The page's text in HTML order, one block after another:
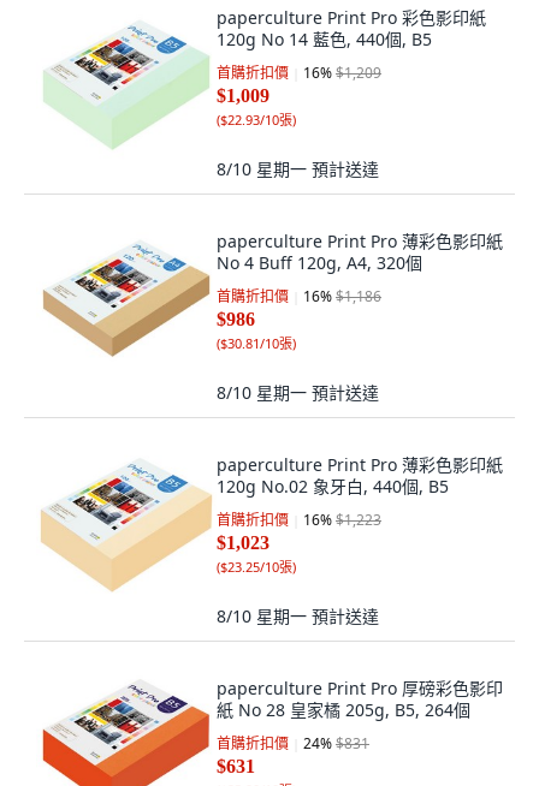
paperculture Print Pro 彩色影印紙
120g No 14 藍色, 440個, B5
首購折扣價 16%$1,209
$1,009
($22.93/10張)
8/10 星期一 預計送達
paperculture Print Pro 薄彩色影印紙
No 4 Buff 120g, A4, 320個
首購折扣價 16%$1,186
$986
($30.81/10張)
8/10 星期一 預計送達
paperculture Print Pro 薄彩色影印紙
120g No.02 象牙白, 440個, B5
首購折扣價 16%$1,223
$1,023
($23.25/10張)
8/10 星期一 預計送達
paperculture Print Pro 厚磅彩色影印
紙 No 28 皇家橘 205g, B5, 264個
首購折扣價 24%$831
$631